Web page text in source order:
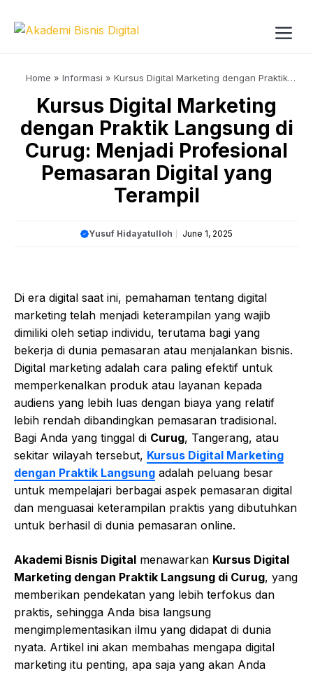
Home » Informasi » Kursus Digital Marketing dengan Praktik
Terampil
Kursus Digital Marketing
dengan Praktik Langsung di
Curug: Menjadi Profesional
Pemasaran Digital yang
Terampil
Yusuf Hidayatulloh June 1, 2025
Di era digital saat ini, pemahaman tentang digital
marketing telah menjadi keterampilan yang wajib
dimiliki oleh setiap individu, terutama bagi yang
bekerja di dunia pemasaran atau menjalankan bisnis.
Digital marketing adalah cara paling efektif untuk
memperkenalkan produk atau layanan kepada
audiens yang lebih luas dengan biaya yang relatif
lebih rendah dibandingkan pemasaran tradisional.
Bagi Anda yang tinggal di Curug, Tangerang, atau
sekitar wilayah tersebut, Kursus Digital Marketing
dengan Praktik Langsung adalah peluang besar
untuk mempelajari berbagai aspek pemasaran digital
dan menguasai keterampilan praktis yang dibutuhkan
untuk berhasil di dunia pemasaran online.
Akademi Bisnis Digital menawarkan Kursus Digital
Marketing dengan Praktik Langsung di Curug, yang
memberikan pendekatan yang lebih terfokus dan
praktis, sehingga Anda bisa langsung
mengimplementasikan ilmu yang didapat di dunia
nyata. Artikel ini akan membahas mengapa digital
marketing itu penting, apa saja yang akan Anda